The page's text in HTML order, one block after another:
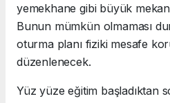
yemekhane gibi büyük
Bunun mümkün olmaması
oturma planı fiziki mesafe
düzenlenecek.
Yüz yüze eğitim başladıktan